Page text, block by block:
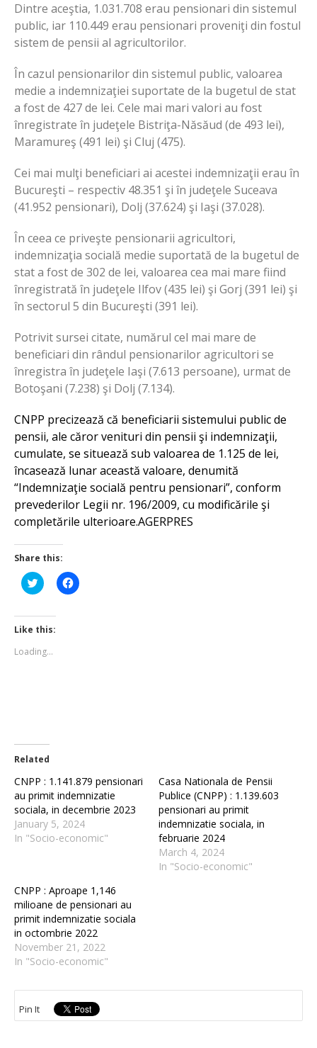
Dintre aceştia, 1.031.708 erau pensionari din sistemul
public, iar 110.449 erau pensionari proveniţi din fostul
sistem de pensii al agricultorilor.
În cazul pensionarilor din sistemul public, valoarea
medie a indemnizaţiei suportate de la bugetul de stat
a fost de 427 de lei. Cele mai mari valori au fost
înregistrate în judeţele Bistriţa-Năsăud (de 493 lei),
Maramureş (491 lei) şi Cluj (475).
Cei mai mulţi beneficiari ai acestei indemnizaţii erau în
Bucureşti – respectiv 48.351 şi în judeţele Suceava
(41.952 pensionari), Dolj (37.624) şi Iaşi (37.028).
În ceea ce priveşte pensionarii agricultori,
indemnizaţia socială medie suportată de la bugetul de
stat a fost de 302 de lei, valoarea cea mai mare fiind
înregistrată în judeţele Ilfov (435 lei) şi Gorj (391 lei) şi
în sectorul 5 din Bucureşti (391 lei).
Potrivit sursei citate, numărul cel mai mare de
beneficiari din rândul pensionarilor agricultori se
înregistra în judeţele Iaşi (7.613 persoane), urmat de
Botoşani (7.238) şi Dolj (7.134).
CNPP precizează că beneficiarii sistemului public de
pensii, ale căror venituri din pensii şi indemnizaţii,
cumulate, se situează sub valoarea de 1.125 de lei,
încasează lunar această valoare, denumită
“Indemnizaţie socială pentru pensionari”, conform
prevederilor Legii nr. 196/2009, cu modificările şi
completările ulterioare.AGERPRES
Share this:
Click
to
Twitter
(Opens
in
window)
Click
to
Like this:
Loading...
Related
CNPP : 1.141.879 pensionari
au primit indemnizatie
sociala, in decembrie 2023
January 5, 2024
In "Socio-economic"
Casa Nationala de Pensii
Publice (CNPP) : 1.139.603
pensionari au primit
indemnizatie sociala, in
februarie 2024
March 4, 2024
In "Socio-economic"
CNPP : Aproape 1,146
milioane de pensionari au
primit indemnizatie sociala
in octombrie 2022
November 21, 2022
In "Socio-economic"
Pin It